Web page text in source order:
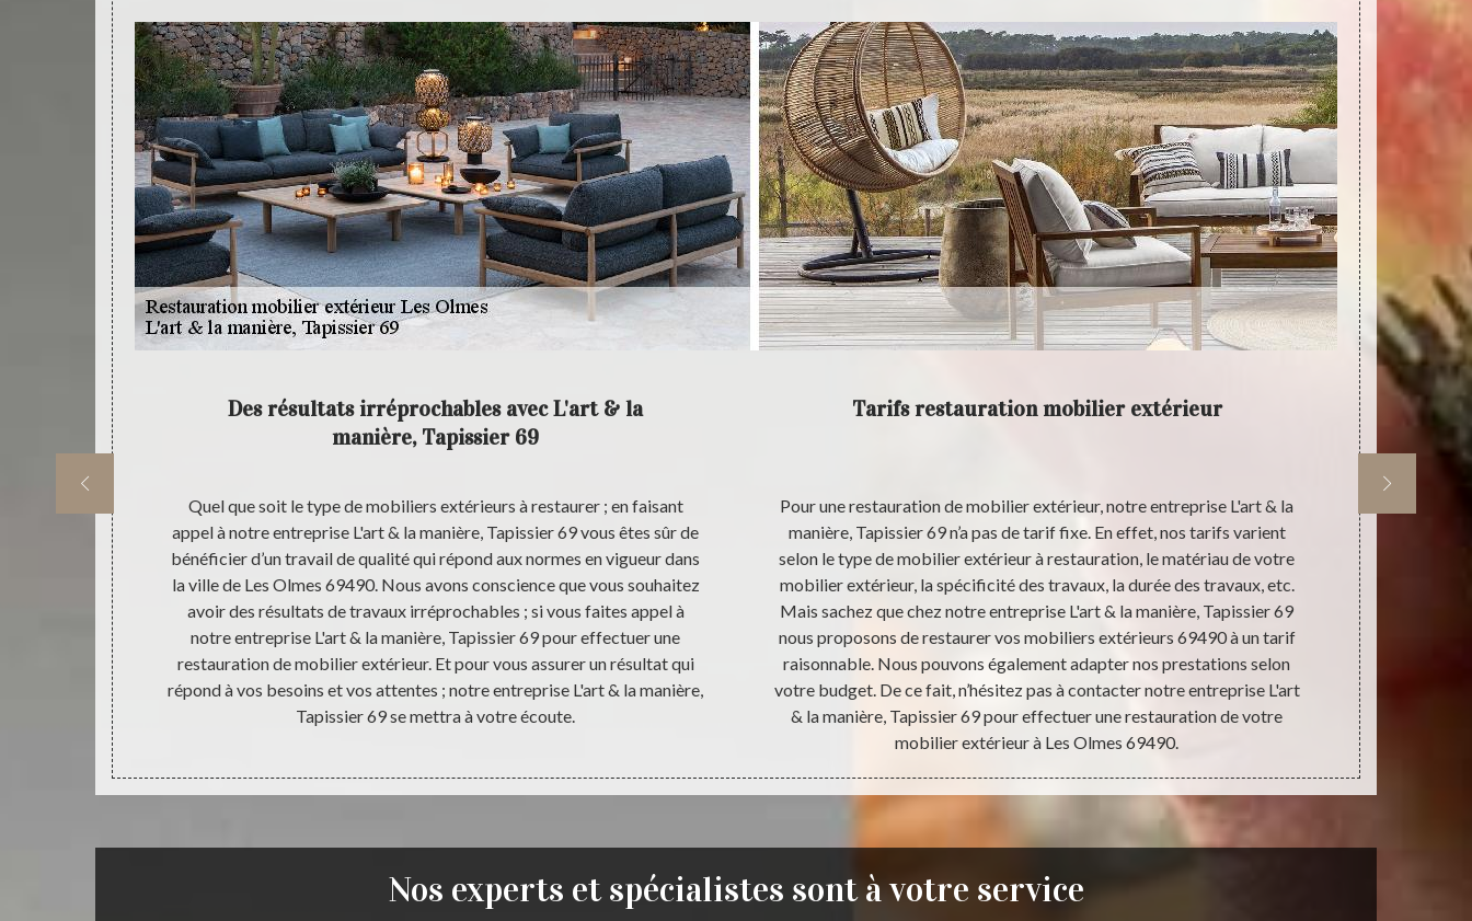
Des résultats irréprochables avec L'art & la
manière, Tapissier 69
Quel que soit le type de mobiliers extérieurs à restaurer ; en faisant
appel à notre entreprise L'art & la manière, Tapissier 69 vous êtes sûr de
bénéficier d’un travail de qualité qui répond aux normes en vigueur dans
la ville de Les Olmes 69490. Nous avons conscience que vous souhaitez
avoir des résultats de travaux irréprochables ; si vous faites appel à
notre entreprise L'art & la manière, Tapissier 69 pour effectuer une
restauration de mobilier extérieur. Et pour vous assurer un résultat qui
répond à vos besoins et vos attentes ; notre entreprise L'art & la manière,
Tapissier 69 se mettra à votre écoute.
Tarifs restauration mobilier extérieur
Pour une restauration de mobilier extérieur, notre entreprise L'art & la
manière, Tapissier 69 n’a pas de tarif fixe. En effet, nos tarifs varient
selon le type de mobilier extérieur à restauration, le matériau de votre
mobilier extérieur, la spécificité des travaux, la durée des travaux, etc.
Mais sachez que chez notre entreprise L'art & la manière, Tapissier 69
nous proposons de restaurer vos mobiliers extérieurs 69490 à un tarif
raisonnable. Nous pouvons également adapter nos prestations selon
votre budget. De ce fait, n’hésitez pas à contacter notre entreprise L'art
& la manière, Tapissier 69 pour effectuer une restauration de votre
mobilier extérieur à Les Olmes 69490.
Nos experts et spécialistes sont à votre service